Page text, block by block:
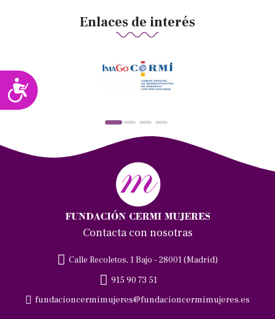
Accesibilidad
Enlaces de interés
Contacta con nosotras
Calle Recoletos, 1 Bajo - 28001 (Madrid)
915 90 73 51
fundacioncermimujeres@fundacioncermimujeres.es